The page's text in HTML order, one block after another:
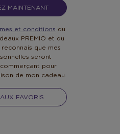
MAINTENANT
et conditions du
PREMIO et du
que mes
seront
pour
de mon cadeau.
FAVORIS